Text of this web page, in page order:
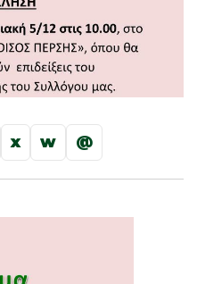
x w @